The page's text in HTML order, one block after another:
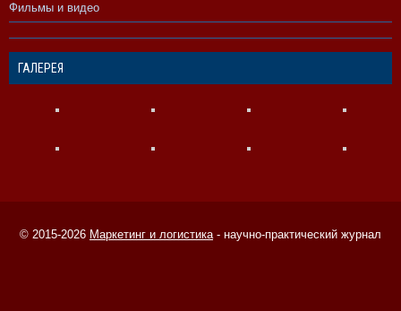
Фильмы и видео
ГАЛЕРЕЯ
© 2015-2026 Маркетинг и логистика- научно-практический журнал